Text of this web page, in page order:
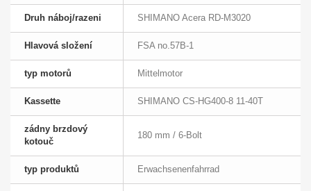
Druh náboj/razeni SHIMANO Acera RD-M3020
Hlavová složení FSA no.57B-1
typ motorů Mittelmotor
Kassette SHIMANO CS-HG400-8 11-40T
zádny brzdový
kotouč
180 mm / 6-Bolt
typ produktů Erwachsenenfahrrad